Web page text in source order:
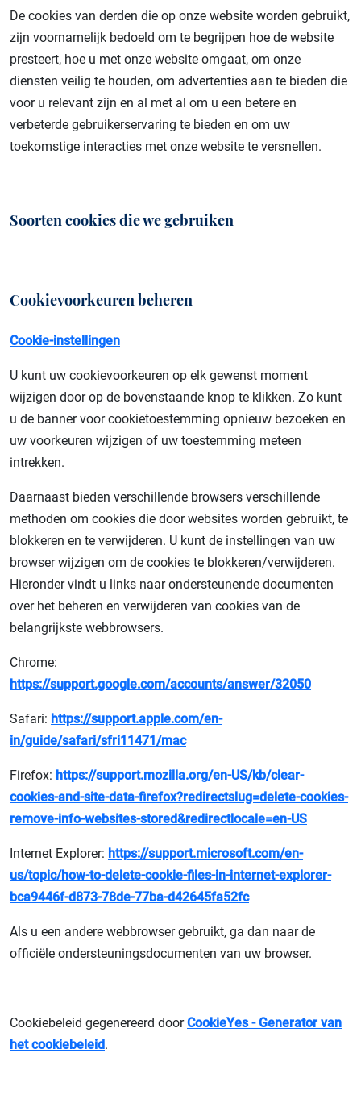
De cookies van derden die op onze website worden gebruikt,
zijn voornamelijk bedoeld om te begrijpen hoe de website
presteert, hoe u met onze website omgaat, om onze
diensten veilig te houden, om advertenties aan te bieden die
voor u relevant zijn en al met al om u een betere en
verbeterde gebruikerservaring te bieden en om uw
toekomstige interacties met onze website te versnellen.
Soorten cookies die we gebruiken
Cookievoorkeuren beheren
Cookie-instellingen
U kunt uw cookievoorkeuren op elk gewenst moment
wijzigen door op de bovenstaande knop te klikken. Zo kunt
u de banner voor cookietoestemming opnieuw bezoeken en
uw voorkeuren wijzigen of uw toestemming meteen
intrekken.
Daarnaast bieden verschillende browsers verschillende
methoden om cookies die door websites worden gebruikt, te
blokkeren en te verwijderen. U kunt de instellingen van uw
browser wijzigen om de cookies te blokkeren/verwijderen.
Hieronder vindt u links naar ondersteunende documenten
over het beheren en verwijderen van cookies van de
belangrijkste webbrowsers.
Chrome:
https://support.google.com/accounts/answer/32050
Safari: https://support.apple.com/en-
in/guide/safari/sfri11471/mac
Firefox: https://support.mozilla.org/en-US/kb/clear-
cookies-and-site-data-firefox?redirectslug=delete-cookies-
remove-info-websites-stored&redirectlocale=en-US
Internet Explorer: https://support.microsoft.com/en-
us/topic/how-to-delete-cookie-files-in-internet-explorer-
bca9446f-d873-78de-77ba-d42645fa52fc
Als u een andere webbrowser gebruikt, ga dan naar de
officiële ondersteuningsdocumenten van uw browser.
Cookiebeleid gegenereerd doorCookieYes - Generator van
het cookiebeleid.